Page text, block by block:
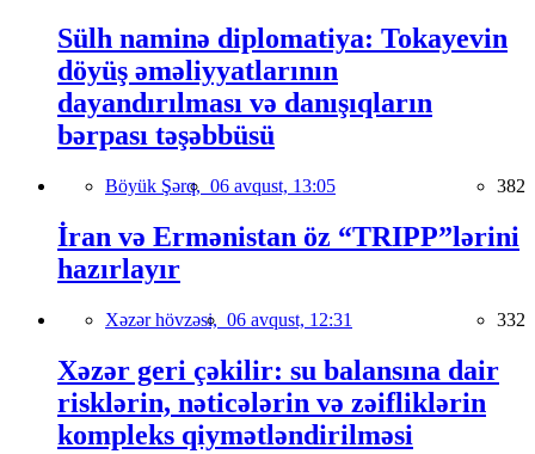
Sülh naminə diplomatiya: Tokayevin
döyüş əməliyyatlarının
dayandırılması və danışıqların
bərpası təşəbbüsü
Böyük Şərq, 06 avqust, 13:05 382
İran və Ermənistan öz “TRIPP”lərini
hazırlayır
Xəzər hövzəsi, 06 avqust, 12:31 332
Xəzər geri çəkilir: su balansına dair
risklərin, nəticələrin və zəifliklərin
kompleks qiymətləndirilməsi